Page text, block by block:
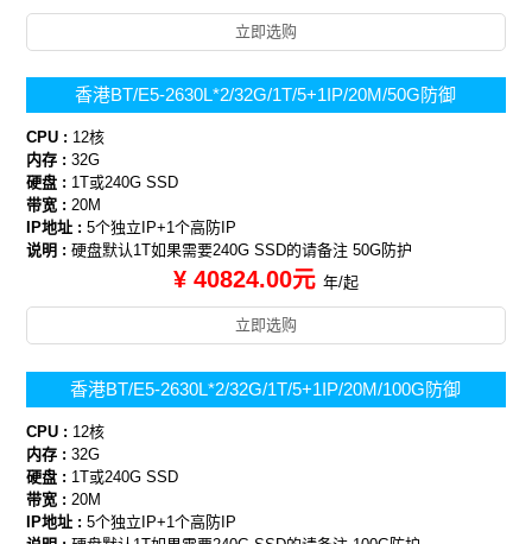
立即选购
香港BT/E5-2630L*2/32G/1T/5+1IP/20M/50G防御
CPU : 12核
内存 :32G
硬盘 : 1T或240G SSD
带宽 :20M
IP地址 :5个独立IP+1个高防IP
说明 :硬盘默认1T如果需要240G SSD的请备注 50G防护
¥ 40824.00元 年/起
立即选购
香港BT/E5-2630L*2/32G/1T/5+1IP/20M/100G防御
CPU : 12核
内存 :32G
硬盘 : 1T或240G SSD
带宽 : 20M
IP地址 :5个独立IP+1个高防IP